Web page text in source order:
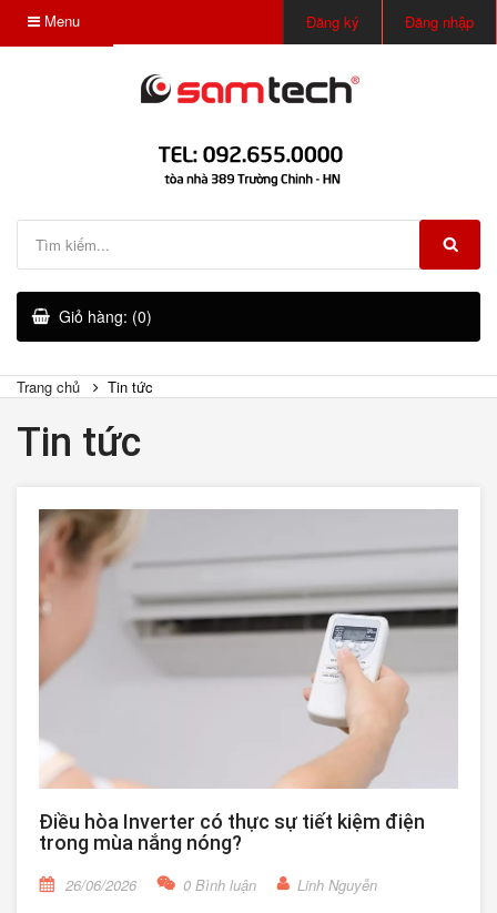
Menu Đăng ký Đăng nhập
Giỏ hàng: (0)
Trang chủ Tin tức
Tin tức
Điều hòa Inverter có thực sự tiết kiệm điện
trong mùa nắng nóng?
26/06/2026 0 Bình luận
Linh Nguyễn